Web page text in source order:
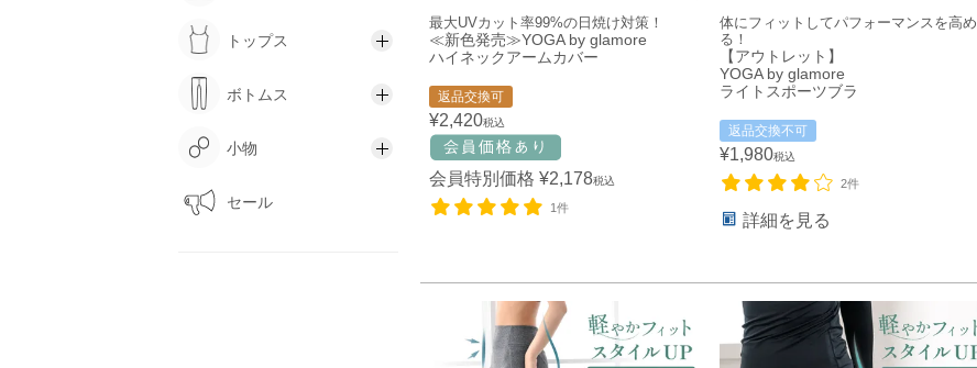
トップス
ボトムス
小物
セール
最大UVカット率99%の日焼け対策！
≪新色発売≫YOGA by glamore
ハイネックアームカバー
返品交換可
¥2,420税込
会員特別価格 ¥2,178税込
1件
体にフィットしてパフォーマンスを高め
る！
【アウトレット】
YOGA by glamore
ライトスポーツブラ
返品交換不可
¥1,980税込
2件
詳細を見る